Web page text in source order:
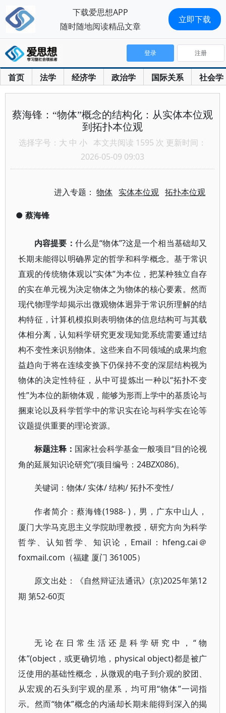
首页 法学 经济学 政治学 国际关系 社会学
登录 注册
蔡海锋：“物体”概念的结构化：从实体本位观
到拓扑本位观
选择字号： 大 中 小 本文共阅读 1595 次 更新时间：
2026-05-09 09:03
进入专题：物体 实体本位观 拓扑本位观
● 蔡海锋
内容提要： 什么是“物体”?这是一个相当基础却又
长期未能得以明确界定的哲学和科学概念。基于常识
直观的传统物体观以“实体”为本位，把某种独立自存
的实在单元视为决定物体之为物体的核心要素。然而
现代物理学却揭示出微观物体迥异于常识所理解的结
构特征，计算机模拟则表明物体的信息结构可与其载
体相分离，认知科学研究更发现知觉系统需要通过结
构不变性来识别物体。这些来自不同领域的成果均愈
益趋向于将在连续变换下仍保持不变的深层结构视为
物体的决定性特征，从中可提炼出一种以“拓扑不变
性”为本位的新物体观，能够为形而上学中的基质论与
捆束论以及科学哲学中的常识实在论与科学实在论等
议题提供重要的理论资源。
标题注释： 国家社会科学基金一般项目“目的论视
角的延展知识论研究”(项目编号：24BZX086)。
关键词：物体/ 实体/ 结构/ 拓扑不变性/
作者简介：蔡海锋(1988- )，男，广东中山人，
厦门大学马克思主义学院助理教授，研究方向为科学
哲学、认知哲学、知识论，Email：hfeng.cai＠
foxmail.com（福建 厦门 361005）
原文出处：《自然辩证法通讯》 (京)2025年第12
期 第52-60页
无论在日常生活还是科学研究中，“物
体”(object，或更确切地，physical object)都是被广
泛使用的基础性概念，从微观的电子到介观的胶团、
从宏观的石头到宇观的星系，均可用“物体”一词指
示。然而“物体”概念的内涵却长期未能得到深入的揭
下载爱思想APP
随时随地阅读精品文章
立即下载